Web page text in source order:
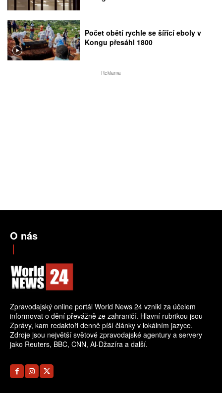
Počet obětí rychle se šířící eboly v
Kongu přesáhl 1800
Reklama
O nás
Zpravodajský online portál World News 24 vznikl za účelem
informovat o dění převážně ze zahraničí. Hlavní rubrikou jsou
Zprávy, kam redaktoři denně píší články v lokálním jazyce.
Zdroje jsou největší světové zpravodajské agentury a servery
jako Reuters, BBC, CNN, Al-Džazíra a další.